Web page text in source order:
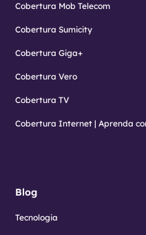
Cobertura Mob Telecom
Cobertura Sumicity
Cobertura Giga+
Cobertura Vero
Cobertura TV
Cobertura Internet | Aprenda
Blog
Tecnologia